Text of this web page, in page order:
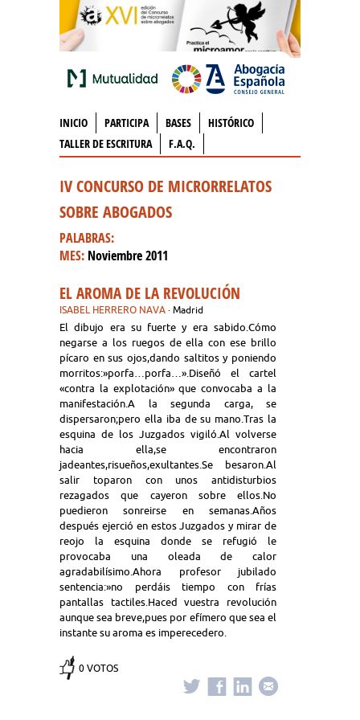
INICIO PARTICIPA BASES
HISTÓRICO
TALLER DE ESCRITURA
F.A.Q.
IV CONCURSO DE MICRORRELATOS
SOBRE ABOGADOS
PALABRAS:
MES: Noviembre 2011
EL AROMA DE LA REVOLUCIÓN
ISABEL HERRERO NAVA · Madrid
El dibujo era su fuerte y era sabido.Cómo
negarse a los ruegos de ella con ese brillo
pícaro en sus ojos,dando saltitos y poniendo
morritos:»porfa…porfa…».Diseñó el cartel
«contra la explotación» que convocaba a la
manifestación.A la segunda carga, se
dispersaron;pero ella iba de su mano.Tras la
esquina de los Juzgados vigiló.Al volverse
hacia ella,se encontraron
jadeantes,risueños,exultantes.Se besaron.Al
salir toparon con unos antidisturbios
rezagados que cayeron sobre ellos.No
puedieron sonreirse en semanas.Años
después ejerció en estos Juzgados y mirar de
reojo la esquina donde se refugió le
provocaba una oleada de calor
agradabilísimo.Ahora profesor jubilado
sentencia:»no perdáis tiempo con frías
pantallas tactiles.Haced vuestra revolución
aunque sea breve,pues por efímero que sea el
instante su aroma es imperecedero.
0 VOTOS